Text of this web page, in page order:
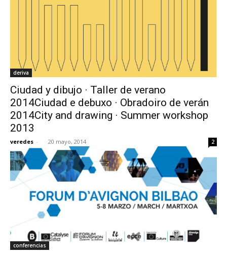
deriva
Ciudad y dibujo · Taller de verano
2014Ciudad e debuxo · Obradoiro de verán
2014City and drawing · Summer workshop
2013
veredes - 20 mayo, 2014 2
conferencias